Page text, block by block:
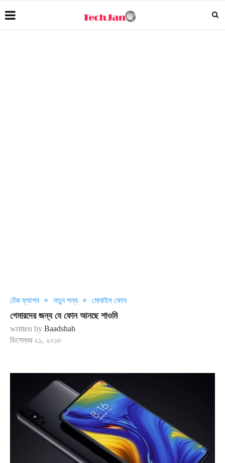
টেক ফ্যাশন নতুন পন্য মোবাইল ফোন
গেমারদের জন্য যে ফোন আনছে শাওমি
written by Baadshah
ডিসেম্বর ২১, ২০১৮